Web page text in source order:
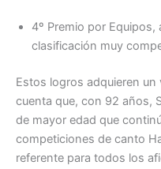
4º Premio por
clasificación muy
Estos logros adquieren
cuenta que, con 92 años,
de mayor edad que
competiciones de canto
referente para todos los